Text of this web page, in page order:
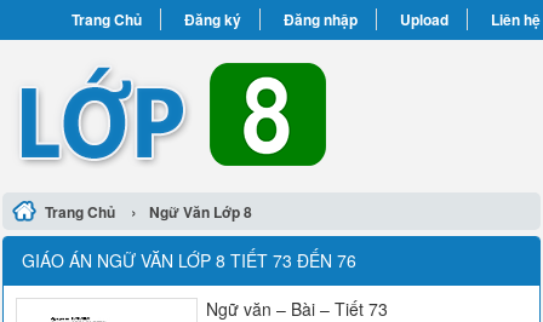
Trang Chủ Đăng ký Đăng nhập Upload Liên hệ
Trang Chủ › Ngữ Văn Lớp 8
GIÁO ÁN NGỮ VĂN LỚP 8 TIẾT 73 ĐẾN 76
Ngữ văn – Bài – Tiết 73